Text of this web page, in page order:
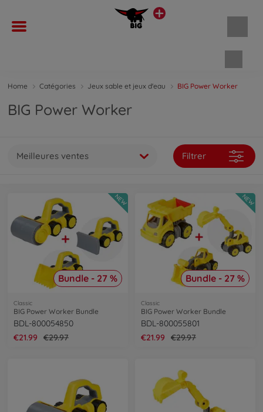
Home Catégories Jeux sable et jeux d'eau BIG Power Worker
BIG Power Worker
Meilleures ventes Filtrer
Bundle - 27 %
Classic
BIG Power Worker Bundle
BDL-800054850
€21.99
€29.97
NEW
Bundle - 27 %
Classic
BIG Power Worker Bundle
BDL-800055801
€21.99
€29.97
NEW